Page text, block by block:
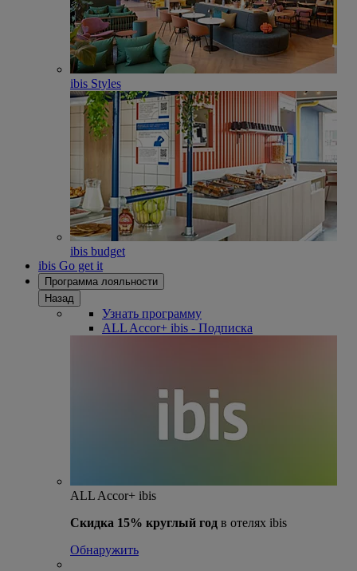
ibis Styles
ibis budget
ibis Go get it
Программа лояльности
Назад
Узнать программу
ALL Accor+ ibis - Подписка
ALL Accor+ ibis
Скидка 15% круглый год в отелях ibis
Обнаружить